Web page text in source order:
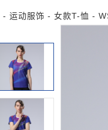
- 运动服饰 - 女款T-恤 -